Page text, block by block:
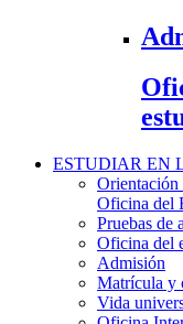
ESTUDIAR EN
Orientación
Oficina del
Pruebas de
Oficina del
Admisión
Matrícula y
Vida